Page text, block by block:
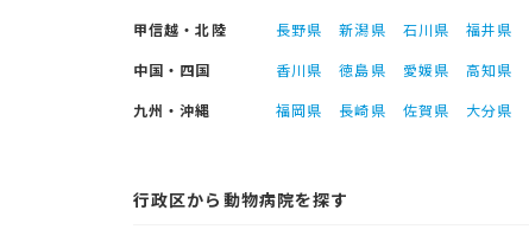
甲信越・北陸
長野県 新潟県 石川県 福井県
中国・四国
香川県 徳島県 愛媛県 高知県
九州・沖縄
福岡県 長崎県 佐賀県 大分県
行政区から動物病院を探す